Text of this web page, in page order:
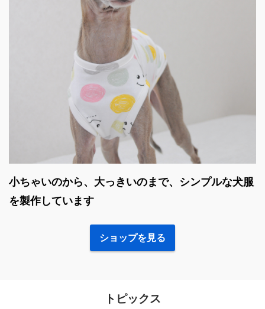
小ちゃいのから、大っきいのまで、シンプルな犬服
を製作しています
ショップを見る
トピックス